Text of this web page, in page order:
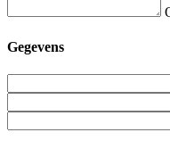
Gegevens